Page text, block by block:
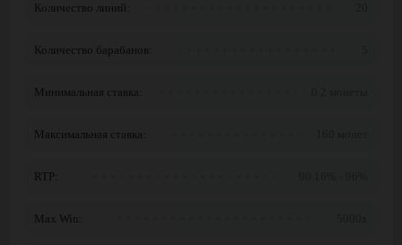
Количество линий:
Количество барабанов:
Минимальная ставка:
Максимальная ставка:
RTP:
Max Win: